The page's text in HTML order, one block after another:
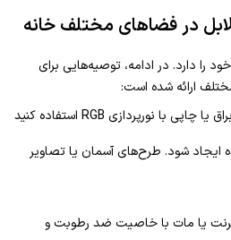
را دارد. در ادامه، توصیه‌هایی برای
ارائه شده است:
از سقف‌های براق یا چاپی با نورپردازی RGB استفاده کنید
ایجاد شود. طرح‌های آسمان یا تصاویر
یا مات با خاصیت ضد رطوبت و